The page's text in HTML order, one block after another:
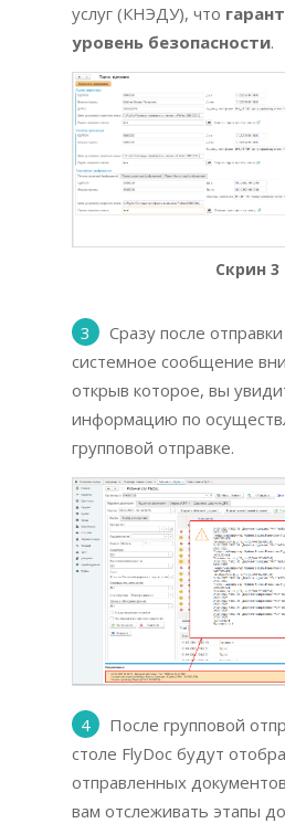
услуг (КНЭДУ), что
уровень безопасности.
Скрин 3
3
Сразу после
системное сообщение
открыв которое, вы
информацию по
групповой отправке.
4
После групповой
столе FlyDoc будут
отправленных
вам отслеживать этапы